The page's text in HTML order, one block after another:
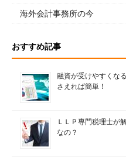
海外会計事務所の今
おすすめ記事
融資が受けやすくな
さえれば簡単！
ＬＬＰ専門税理士が
なの？